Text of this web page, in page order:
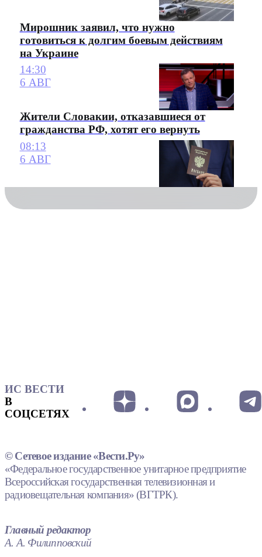
Мирошник заявил, что нужно
готовиться к долгим боевым действиям
на Украине
14:30
6 АВГ
Жители Словакии, отказавшиеся от
гражданства РФ, хотят его вернуть
08:13
6 АВГ
ИС ВЕСТИ
В
СОЦСЕТЯХ
© Сетевое издание «Вести.Ру»
«Федеральное государственное унитарное предприятие
Всероссийская государственная телевизионная и
радиовещательная компания» (ВГТРК).
Главный редактор
А. А. Филипповский